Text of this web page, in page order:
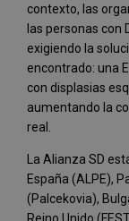
contexto, las
las personas
exigiendo la
encontrado: una
con displasias
aumentando la
real.
La Alianza SD
España (ALPE),
(Palcekovia),
Reino Unido